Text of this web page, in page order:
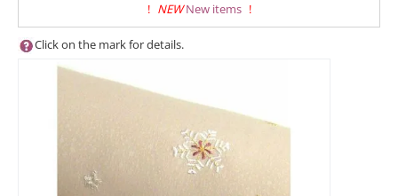
! NEW New items !
Click on the mark for details.